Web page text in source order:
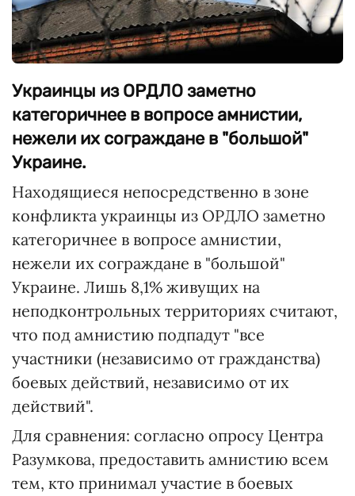
Украинцы из ОРДЛО заметно
категоричнее в вопросе амнистии,
нежели их сограждане в "большой"
Украине.
Находящиеся непосредственно в зоне
конфликта украинцы из ОРДЛО заметно
категоричнее в вопросе амнистии,
нежели их сограждане в "большой"
Украине. Лишь 8,1% живущих на
неподконтрольных территориях считают,
что под амнистию подпадут "все
участники (независимо от гражданства)
боевых действий, независимо от их
действий".
Для сравнения: согласно опросу Центра
Разумкова, предоставить амнистию всем
тем, кто принимал участие в боевых